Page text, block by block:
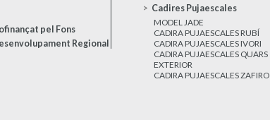
pel Fons
Regional
Cadires Pujaescales
MODEL JADE
CADIRA PUJAESCALES RUBÍ
CADIRA PUJAESCALES IVORI
CADIRA PUJAESCALES QUARS
EXTERIOR
CADIRA PUJAESCALES ZAFIRO